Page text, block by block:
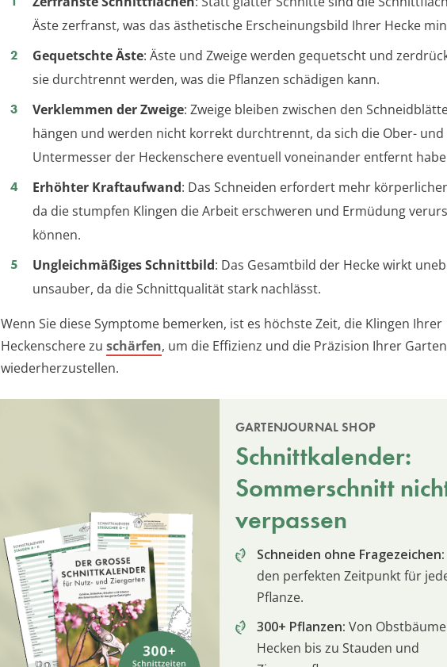
Äste zerfranst, was das ästhetische Erscheinungsbild Ihrer Hecke
Gequetschte Äste: Äste und Zweige werden gequetscht und
sie durchtrennt werden, was die Pflanzen schädigen kann.
Verklemmen der Zweige: Zweige bleiben zwischen den
hängen und werden nicht korrekt durchtrennt, da sich die Ober- und
Untermesser der Heckenschere eventuell voneinander entfernt
Erhöhter Kraftaufwand: Das Schneiden erfordert mehr
da die stumpfen Klingen die Arbeit erschweren und Ermüdung
können.
Ungleichmäßiges Schnittbild: Das Gesamtbild der Hecke wirkt
unsauber, da die Schnittqualität stark nachlässt.
Wenn Sie diese Symptome bemerken, ist es höchste Zeit, die Klingen Ihrer
Heckenschere zu schärfen, um die Effizienz und die Präzision Ihrer
wiederherzustellen.
GARTENJOURNAL SHOP
Schnittkalender:
Sommerschnitt
verpassen
Schneiden ohne Fragezeichen:
den perfekten Zeitpunkt für
Pflanze.
300+ Pflanzen: Von
Hecken bis zu Stauden und